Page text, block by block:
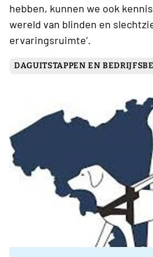
hebben, kunnen we ook
wereld van blinden en
ervaringsruimte’.
DAGUITSTAPPEN EN